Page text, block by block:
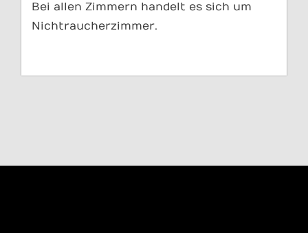
Bei allen Zimmern handelt es sich um
Nichtraucherzimmer.